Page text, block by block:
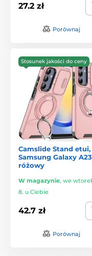
27.2 zł
Porównaj
Stosunek jakości do ceny
Camslide Stand etui,
Samsung Galaxy
różowy
W magazynie, we wtorek
8. u Ciebie
42.7 zł
Porównaj